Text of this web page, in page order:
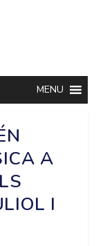
MENU
A
I